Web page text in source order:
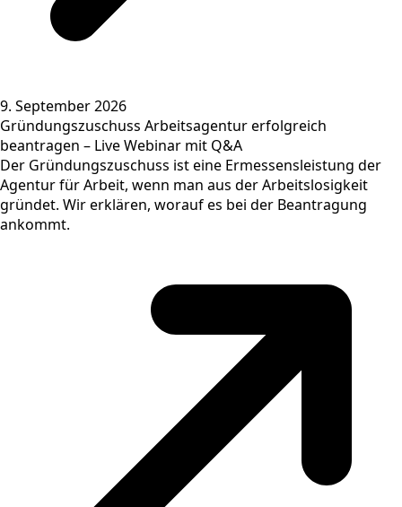
9. September 2026
Gründungszuschuss Arbeitsagentur erfolgreich
beantragen – Live Webinar mit Q&A
Der Gründungszuschuss ist eine Ermessensleistung der
Agentur für Arbeit, wenn man aus der Arbeitslosigkeit
gründet. Wir erklären, worauf es bei der Beantragung
ankommt.